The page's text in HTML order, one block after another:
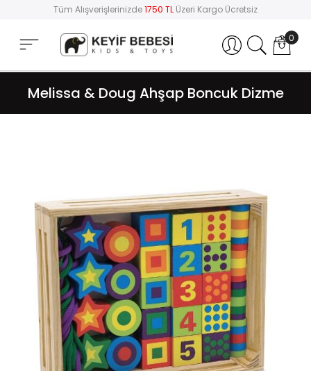
Tüm Alışverişlerinizde1750 TL Üzeri Kargo Ücretsiz
Hesabım 0
Melissa & Doug Ahşap Boncuk Dizme